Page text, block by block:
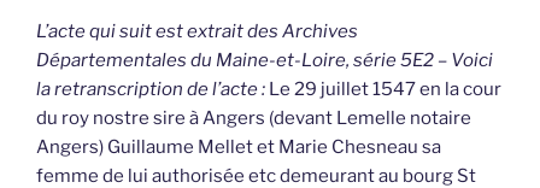
L’acte qui suit est extrait des Archives
Départementales du Maine-et-Loire, série 5E2 – Voici
la retranscription de l’acte : Le 29 juillet 1547 en la cour
du roy nostre sire à Angers (devant Lemelle notaire
Angers) Guillaume Mellet et Marie Chesneau sa
femme de lui authorisée etc demeurant au bourg St